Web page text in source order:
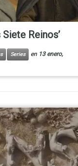
Reinos’
Series en 13 enero,